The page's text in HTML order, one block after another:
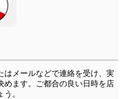
はメールなどで連絡を受け、実
めます。ご都合の良い日時を店
。